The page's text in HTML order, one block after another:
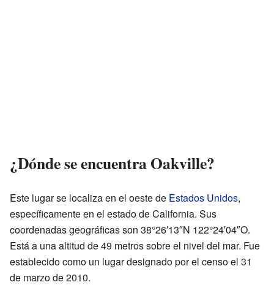
¿Dónde se encuentra Oakville?
Este lugar se localiza en el oeste de Estados Unidos,
específicamente en el estado de California. Sus
coordenadas geográficas son 38°26′13″N 122°24′04″O.
Está a una altitud de 49 metros sobre el nivel del mar. Fue
establecido como un lugar designado por el censo el 31
de marzo de 2010.